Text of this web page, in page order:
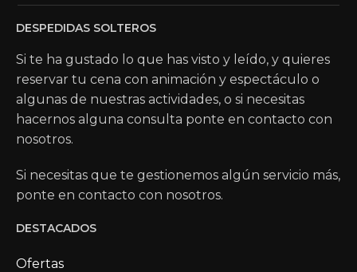
DESPEDIDAS SOLTEROS
Si te ha gustado lo que has visto y leído, y quieres
reservar tu cena con animación y espectáculo o
algunas de nuestras actividades, o si necesitas
hacernos alguna consulta ponte en contacto con
nosotros.
Si necesitas que te gestionemos algún servicio más,
ponte en contacto con nosotros.
DESTACADOS
Ofertas